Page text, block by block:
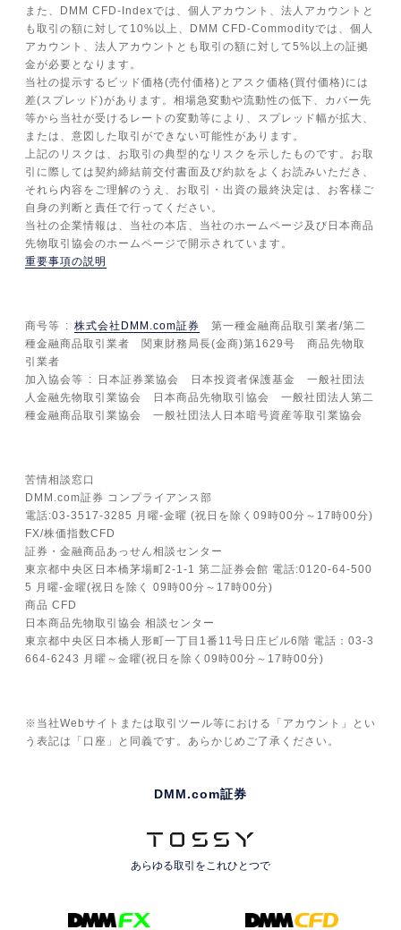
また、DMM CFD-Indexでは、個人アカウント、法人アカウントと
も取引の額に対して10%以上、DMM CFD-Commodityでは、個人
アカウント、法人アカウントとも取引の額に対して5%以上の証拠
金が必要となります。
当社の提示するビッド価格(売付価格)とアスク価格(買付価格)には
差(スプレッド)があります。相場急変動や流動性の低下、カバー先
等から当社が受けるレートの変動等により、スプレッド幅が拡大、
または、意図した取引ができない可能性があります。
上記のリスクは、お取引の典型的なリスクを示したものです。お取
引に際しては契約締結前交付書面及び約款をよくお読みいただき、
それら内容をご理解のうえ、お取引・出資の最終決定は、お客様ご
自身の判断と責任で行ってください。
当社の企業情報は、当社の本店、当社のホームページ及び日本商品
先物取引協会のホームページで開示されています。
重要事項の説明
商号等 株式会社DMM.com証券 第一種金融商品取引業者/第二
種金融商品取引業者 関東財務局長(金商)第1629号 商品先物取
引業者
加入協会等
日本証券業協会 日本投資者保護基金 一般社団法
人金融先物取引業協会 日本商品先物取引協会 一般社団法人第二
種金融商品取引業協会 一般社団法人日本暗号資産等取引業協会
苦情相談窓口
DMM.com証券 コンプライアンス部
電話:03-3517-3285 月曜-金曜 (祝日を除く09時00分～17時00分)
FX/株価指数CFD
証券・金融商品あっせん相談センター
東京都中央区日本橋茅場町2-1-1 第二証券会館 電話:0120-64-500
5 月曜-金曜(祝日を除く 09時00分～17時00分)
商品 CFD
日本商品先物取引協会 相談センター
東京都中央区日本橋人形町一丁目1番11号日庄ビル6階 電話：03-3
664-6243 月曜～金曜(祝日を除く09時00分～17時00分)
※当社Webサイトまたは取引ツール等における「アカウント」とい
う表記は「口座」と同義です。あらかじめご了承ください。
DMM.com証券
あらゆる取引をこれひとつで